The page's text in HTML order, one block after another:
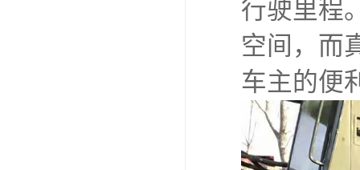
行驶里程
空间，而
车主的便